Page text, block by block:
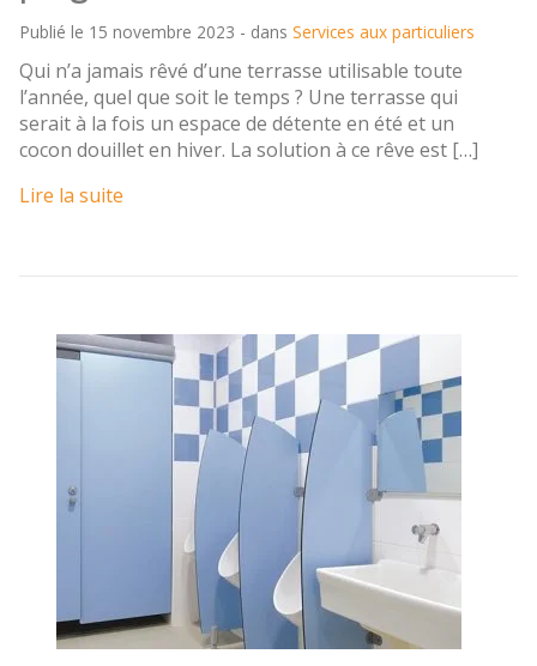
Publié le 15 novembre 2023 - dans Services aux particuliers
Qui n’a jamais rêvé d’une terrasse utilisable toute
l’année, quel que soit le temps ? Une terrasse qui
serait à la fois un espace de détente en été et un
cocon douillet en hiver. La solution à ce rêve est […]
Lire la suite